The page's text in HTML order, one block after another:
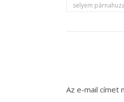
selyem
Az e-mail címet